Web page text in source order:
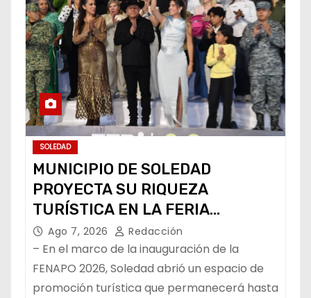
SOLEDAD
MUNICIPIO DE SOLEDAD
PROYECTA SU RIQUEZA
TURÍSTICA EN LA FERIA
NACIONAL POTOSINA
Ago 7, 2026 Redacción
– En el marco de la inauguración de la
FENAPO 2026, Soledad abrió un espacio de
promoción turística que permanecerá hasta